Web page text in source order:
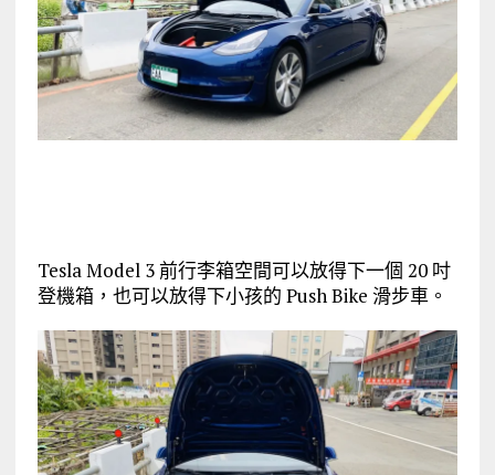
Tesla Model 3 前行李箱空間可以放得下一個 20 吋
登機箱，也可以放得下小孩的 Push Bike 滑步車。